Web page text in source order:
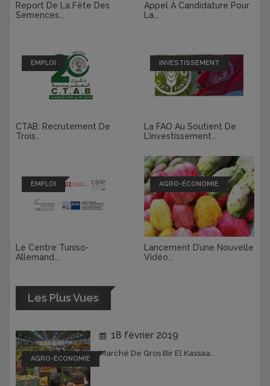
Report De La Fête Des
Semences...
Appel À Candidature Pour
La...
EMPLOI
CTAB: Recrutement De
Trois...
INVESTISSEMENT
La FAO Au Soutient De
L’investissement...
EMPLOI
Le Centre Tuniso-
Allemand...
AGRO-ÉCONOMIE
Lancement D’une Nouvelle
Vidéo...
Les Plus Vues
AGRO-ÉCONOMIE
18 février 2019
Marché De Gros Bir El Kassaa...